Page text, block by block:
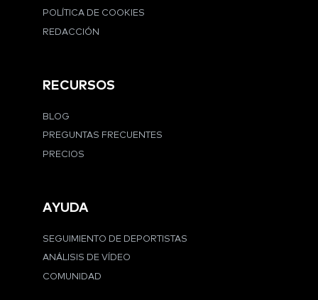
POLÍTICA DE COOKIES
REDACCIÓN
RECURSOS
BLOG
PREGUNTAS FRECUENTES
PRECIOS
AYUDA
SEGUIMIENTO DE DEPORTISTAS
ANÁLISIS DE VÍDEO
COMUNIDAD